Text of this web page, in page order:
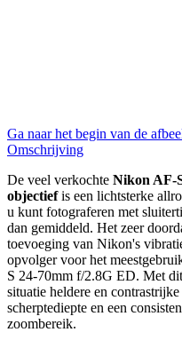
Ga naar het begin van de
Omschrijving
De veel verkochte Nikon AF-
objectiefis een lichtsterke
u kunt fotograferen met
dan gemiddeld. Het zeer
toevoeging van Nikon's
opvolger voor het
S 24-70mm f/2.8G ED. Met
situatie heldere en
scherptediepte en een
zoombereik.